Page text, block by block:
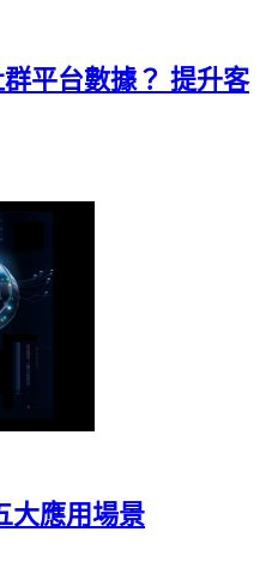
平台數據？ 提升客
大應用場景